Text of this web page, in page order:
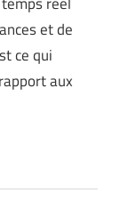
et de
ce qui
aux